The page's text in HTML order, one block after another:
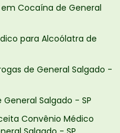
Cocaína de General
para Alcoólatra de
de General Salgado -
Salgado - SP
Convênio Médico